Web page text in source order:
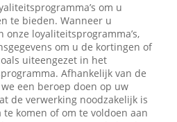
om u
te bieden. Wanneer u
onze loyaliteitsprogramma’s,
om u de kortingen of
uiteengezet in het
Afhankelijk van de
een beroep doen op uw
de verwerking noodzakelijk is
komen of om te voldoen aan